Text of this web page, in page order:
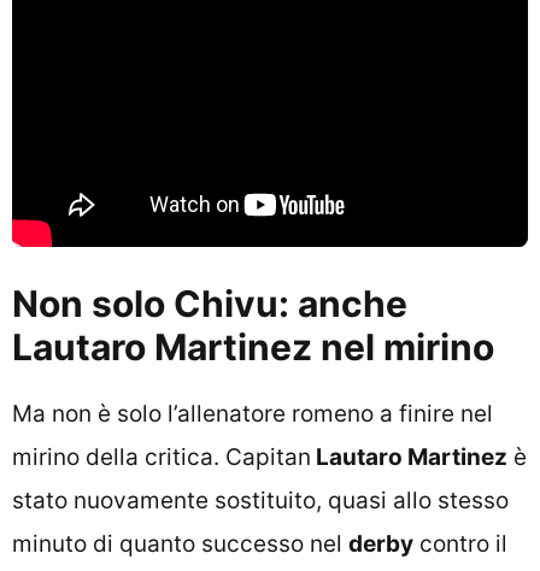
Non solo Chivu: anche
Lautaro Martinez nel mirino
Ma non è solo l’allenatore romeno a finire nel
mirino della critica. Capitan Lautaro Martinez è
stato nuovamente sostituito, quasi allo stesso
minuto di quanto successo nel derby contro il